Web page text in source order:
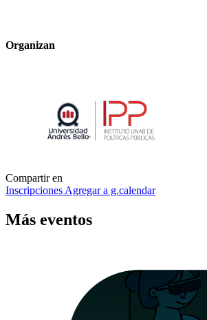
Organizan
Compartir en
InscripcionesAgregar a g.calendar
Más eventos